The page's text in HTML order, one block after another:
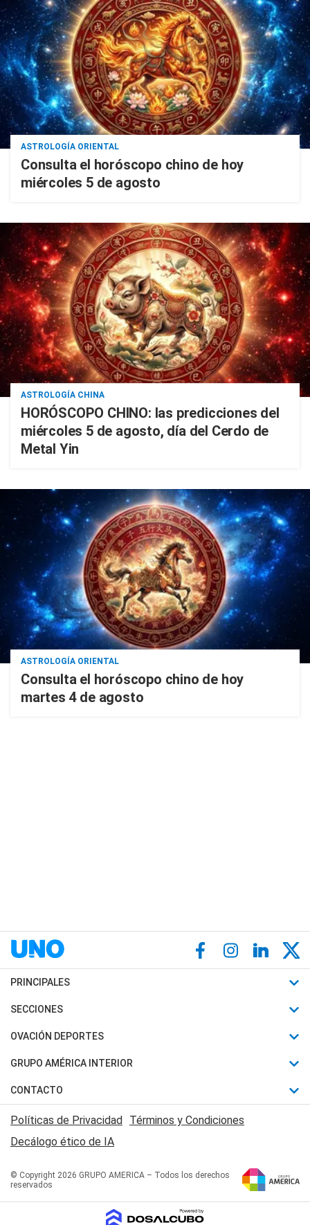
ASTROLOGÍA ORIENTAL
Consulta el horóscopo chino de hoy
miércoles 5 de agosto
ASTROLOGÍA CHINA
HORÓSCOPO CHINO: las predicciones del
miércoles 5 de agosto, día del Cerdo de
Metal Yin
ASTROLOGÍA ORIENTAL
Consulta el horóscopo chino de hoy
martes 4 de agosto
PRINCIPALES
Últimas Noticias
Política
Judiciales
Economia
SECCIONES
Horóscopo
Motores
Trucos caseros
Series y Películas
Edictos y Solicitadas
OVACIÓN DEPORTES
Fútbol
Mundial
Automovilismo
Rugby
Básquet
GRUPO AMÉRICA INTERIOR
Canal 7 en Vivo
San Juan 8
CONTACTO
Acerca de Nosotros
Contactanos
Políticas de Privacidad Términos y Condiciones
Decálogo ético de IA
© Copyright 2026 GRUPO AMERICA – Todos los derechos
reservados